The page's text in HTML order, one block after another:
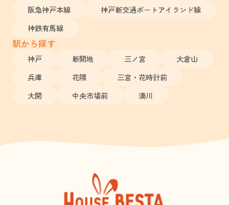
阪急神戸本線
神戸新交通ポートアイランド線
神鉄有馬線
駅から探す
神戸 新開地 三ノ宮
大倉山
兵庫
花隈
三宮・花時計前
大開
中央市場前 湊川